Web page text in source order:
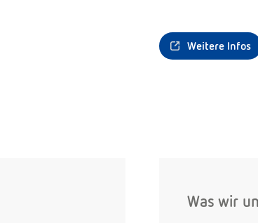
Weitere Infos
Was wir